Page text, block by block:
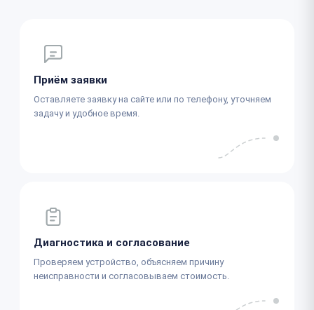
Приём заявки
Оставляете заявку на сайте или по телефону, уточняем
задачу и удобное время.
Диагностика и согласование
Проверяем устройство, объясняем причину
неисправности и согласовываем стоимость.